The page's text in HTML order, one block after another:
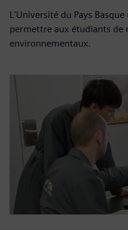
L'Université du Pays
permettre aux étudiants de
environnementaux.